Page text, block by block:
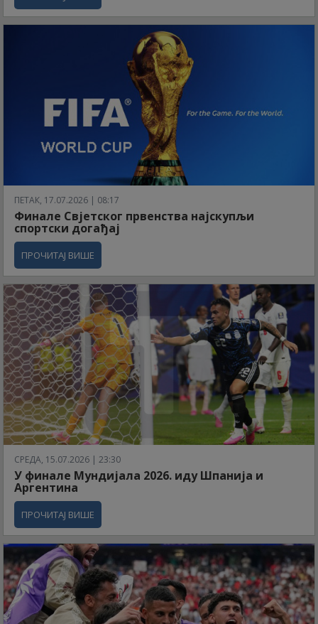
ПЕТАК, 17.07.2026 | 08:17
Финале Свјетског првенства најскупљи
спортски догађај
ПРОЧИТАЈ ВИШЕ
СРЕДА, 15.07.2026 | 23:30
У финале Мундијала 2026. иду Шпанија и
Аргентина
ПРОЧИТАЈ ВИШЕ